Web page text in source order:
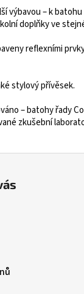
výbavou – k
doplňky ve
reflexními
stylový přívěsek.
– batohy řady
zkušební